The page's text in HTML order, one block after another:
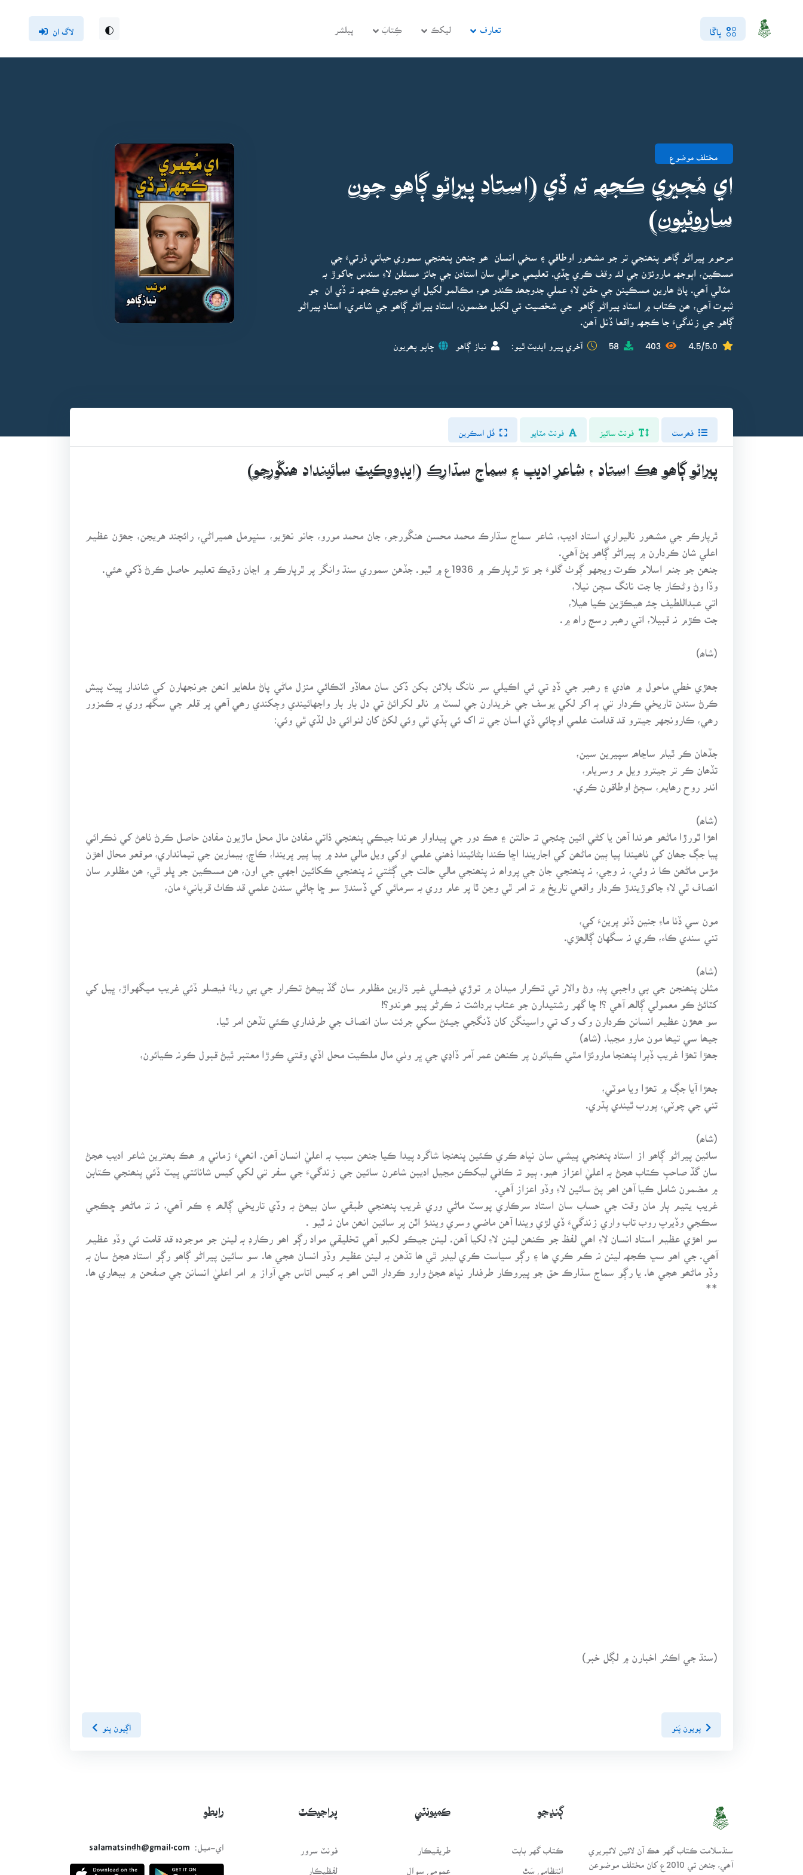
ڀاڱا تعارف ليکڪ ڪِتابَ پبلشر لاگ ان
مختلف موضوع
اي مُجيري ڪجهہ تہ ڏي (استاد پيراڻو ڳاهو جون
ساروڻيون)
مرحوم پيراڻو ڳاھو پنھنجي تر جو مشھور اوطاقي ۽ سخي انسان ھو جنھن پنھنجي سموري حياتي ڌرتيءَ جي
مسڪين، اٻوجهہ ماروئڙن جي لئہ وقف ڪري ڇڏي. تعليمي حوالي سان استادن جي جائز مسئلن لاءِ سندس جاکوڙ بہ
مثالي آھي. پاڻ ھارين مسڪينن جي حقن لاءِ عملي جدوجھد ڪندو ھو، مڪالمو لکيل اي مجيري ڪجهہ تہ ڏي ان جو
ثبوت آھي، ھن ڪتاب ۾ استاد پيراڻو ڳاهو جي شخصيت تي لکيل مضمون، استاد پيراڻو ڳاھو جي شاعري، استاد پيراڻو
ڳاهو جي زندگيءَ جا ڪجهہ واقعا ڏنل آھن.
4.5/5.0
403
58 آخري ڀيرو اپڊيٽ ٿيو: نياز ڳاهو ڇاپو پھريون
فونٽ سائيز فونٽ مٽايو فُل اسڪرين
پيراڻو ڳاھو ھڪ استاد ، شاعر اديب ۽ سماج سڌارڪ (ايڊووڪيٽ سائينداد ھنڱورجو)
ٿرپارڪر جي مشھور ناليواري استاد اديب، شاعر سماج سڌارڪ محمد محسن ھنڱورجو، جان محمد مورو، جانو نھڙيو، سنڀومل ھميراڻي، رائچند هريجن، جھڙن عظيم
اعلي شان ڪردارن ۾ پيراڻو ڳاھو پڻ آهي.
جنھن جو جنم اسلام ڪوٽ ويجهو ڳوٺ گلوءَ جو تڙ ٿرپارڪر ۾ 1936ع ۾ ٿيو. جڏهن سموري سنڌ وانگر پر ٿرپارڪر ۾ اڃان وڌيڪ تعليم حاصل ڪرڻ ڏکي ھئي.
وڏا وڻ وڻڪار جا جت نانگ سڄن نيلا،
اتي عبداللطيف چئہ ھيڪڙين ڪيا ھيلا،
جت ڪڙم نہ قبيلا، اتي رھبر رسج راھ ۾.
(شاھ)
جھڙي خطي ماحول ۾ ھادي ۽ رھبر جي ڏڍ تي ئي اڪيلي سر نانگ بلائن بکن ڏکن سان مھاڏو اٽڪائي منزل ماڻي پاڻ ملھايو انھن جونجهارن کي شاندار ڀيٽ پيش
ڪرڻ سندن تاريخي ڪردار تي ٻہ اکر لکي يوسف جي خريدارن جي لسٽ ۾ نالو لکرائڻ تي دل بار بار واجهائيندي وڄکندي رھي آھي پر قلم جي سگهہ وري بہ ڪمزور
رھي، ڪارونجهر جيترو قد قدامت علمي اوچائي ڏي اسان جي تہ اک ئي ٻڏي ٿي وئي لکڻ کان لنوائي دل لڏي ٿي وئي:
جڏهان ڪر ٿيام ساڃاھہ سپيرين سين،
تڏھان ڪر تر جيترو ويل م وسريام،
اندر روح رھايم، سڄڻ اوطاقون ڪري.
(شاھ)
اھڙا ٿورڙا ماڻھو ھوندا آھن يا کڻي ائين چئجي تہ حالتن ۽ ھڪ دور جي پيداوار ھوندا جيڪي پنھنجي ذاتي مفادن مال محل ماڙيون مفادن حاصل ڪرڻ ٺاھڻ کي ٺڪرائي
پيا جڳ جھان کي ٺاھيندا پيا ٻين ماڻھن کي اجاريندا اڇا ڪندا بڻائيندا ذھني علمي اوکي ويل مالي مدد ۾ پيا پير ڀريندا، ڪاڄ، بيمارين جي تيمانداري، موقعو محال اھڙن
مڙس ماڻھن ڪا نہ وئي، نہ وڃي، نہ پنھنجي جان جي پرواھ نہ پنھنجي مالي حالت جي ڳڻتي نہ پنھنجي ڪکائين اجهي جي اون، ھن مسڪين جو ڀلو ٿي، ھن مظلوم سان
انصاف ٿي لاءِ جاکوڙيندڙ ڪردار واقعي تاريخ ۾ تہ امر ٿي وڃن ٿا پر عام وري بہ سرمائي کي ڏسندڙ سو ڇا ڄاڻي سندن علمي قد ڪاٺ قربانيءَ مان،
مون سي ڏٺا ماءِ جنين ڏٺو پرينءَ کي،
تني سندي ڪاء، ڪري نہ سگهان ڳالھڙي.
(شاھ)
مثلن پنھنجن جي بي واجبي پڊ، وڻ والار تي تڪرار ميدان ۾ توڙي فيصلي غير ڌارين مظلوم سان گڏ بيھڻ تڪرار جي بي رياءُ فيصلو ڏئي غريب ميگهواڙ، ڀيل کي
کٽائڻ ڪو معمولي ڳالھہ آهي ؟! ڇا گهر رشتيدارن جو عتاب برداشت نہ ڪرڻو پيو ھوندو؟!
سو ھھڙن عظيم انسانن ڪردارن وک وک تي واسينگن کان ڏنگجي جيئڻ سکي جرئت سان انصاف جي طرفداري ڪئي تڏهن امر ٿيا.
جيھا سي تيھا مون مارو مڃيا. (شاھ)
جھڙا تھڙا غريب ڏٻرا پنھنجا ماروئڙا مٿي ڪيائون پر ڪنھن عمر آمر ڏاڍي جي ڀر وٺي مال ملڪيت محل اڏي وقتي ڪوڙا معتبر ٿيڻ قبول ڪونہ ڪيائون،
جھڙا آيا جڳ ۾ تھڙا ويا موٽي،
تني جي چوٽي، پورب ٿيندي پڌري.
(شاھ)
سائين پيراڻو ڳاھو از استاد پنھنجي پيشي سان نڀاھ ڪري ڪئين پنھنجا شاگرد پيدا ڪيا جنھن سبب بہ اعليٰ انسان آھن. انھيءَ زماني ۾ ھڪ بھترين شاعر اديب ھجڻ
سان گڏ صاحبِ ڪتاب ھجڻ بہ اعليٰ اعزاز ھيو. ٻيو تہ ڪافي ليکڪن مڃيل اديبن شاعرن سائين جي زندگيءَ جي سفر تي لکي کيس شانائتي ڀيٽ ڏئي پنھنجي ڪتابن
۾ مضمون شامل ڪيا آهن اھو پڻ سائين لاءِ وڏو اعزاز آهي.
غريب يتيم ٻار مان وقت جي حساب سان استاد سرڪاري پوسٽ ماڻي وري غريب پنھنجي طبقي سان بيھڻ بہ وڏي تاريخي ڳالھہ ۽ ڪم آھي، نہ تہ ماڻھو ڇڪجي
سڪجي وڏيرپ روب تاب واري زندگيءَ ڏي لڙي ويندا آهن ماضي وسري ويندؤ اٿن پر سائين انھن مان نہ ٿيو .
سو اھڙي عظيم استاد انسان لاءِ اھي لفظ جو ڪنھن لينن لاءِ لکيا آهن. لينن جيڪو لکيو آھي تخليقي مواد رڳو اھو رڪارڊ بہ لينن جو موجودہ قد قامت ئي وڏو عظيم
آھي. جي اھو سڀ ڪجهہ لينن نہ ڪم ڪري ھا ۽ رڳو سياست ڪري ليڊر ٿي ھا تڏهن بہ لينن عظيم وڏو انسان ھجي ھا. سو سائين پيراڻو ڳاھو رڳو استاد ھجڻ سان بہ
وڏو ماڻھو ھجي ھا. يا رڳو سماج سڌارڪ حق جو پيروڪار طرفدار نڀاھ ھجڻ وارو ڪردار اٿس اھو بہ کيس اتاس جي آواز ۾ امر اعليٰ انسانن جي صفحن ۾ بيھاري ھا.
**
(سنڌ جي اڪثر اخبارن ۾ لڳل خبر)
پويون پَنو اڳيون پنو
سنڌسلامت ڪتاب گهر ھڪ آن لائين لائبريري
آھي، جنھن تي 2010ع کان مختلف موضوعن
ڳنڍجو
ڪتاب گهر بابت
انتظامي سَٿ
ڪميونٽي
طريقيڪار
عمومي سوال
پراجيڪٽ
فونٽ سرور
لفظيڪار
رابطو
اي-ميل:
salamatsindh@gmail.com